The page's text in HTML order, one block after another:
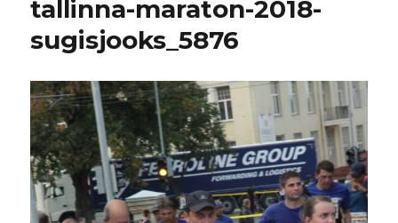
tallinna-maraton-2018-
sugisjooks_5876